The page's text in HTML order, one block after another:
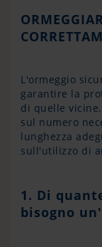
L'ormeggio
garantire la
di quelle
sul numero
lunghezza
sull'utilizzo di
1. Di
bisogno